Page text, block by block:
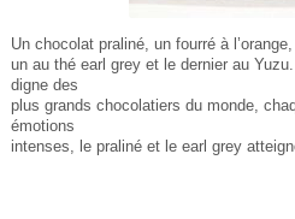
Un chocolat praliné, un fourré à
un au thé earl grey et le dernier au
digne des
plus grands chocolatiers du monde,
émotions
intenses, le praliné et le earl grey